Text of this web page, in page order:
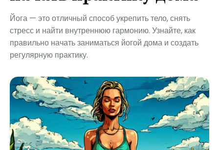
Йога — это отличный способ укрепить тело, снять
стресс и найти внутреннюю гармонию. Узнайте, как
правильно начать заниматься йогой дома и создать
регулярную практику.